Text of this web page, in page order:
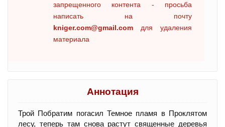
запрещенного контента - просьба
написать на почту
kniger.com@gmail.com для удаления
материала
Аннотация
Трой Побратим погасил Темное пламя в Проклятом
лесу, теперь там снова растут священные деревья